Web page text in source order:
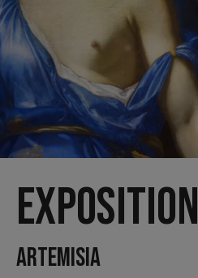
Exposition
ARTEMISIA